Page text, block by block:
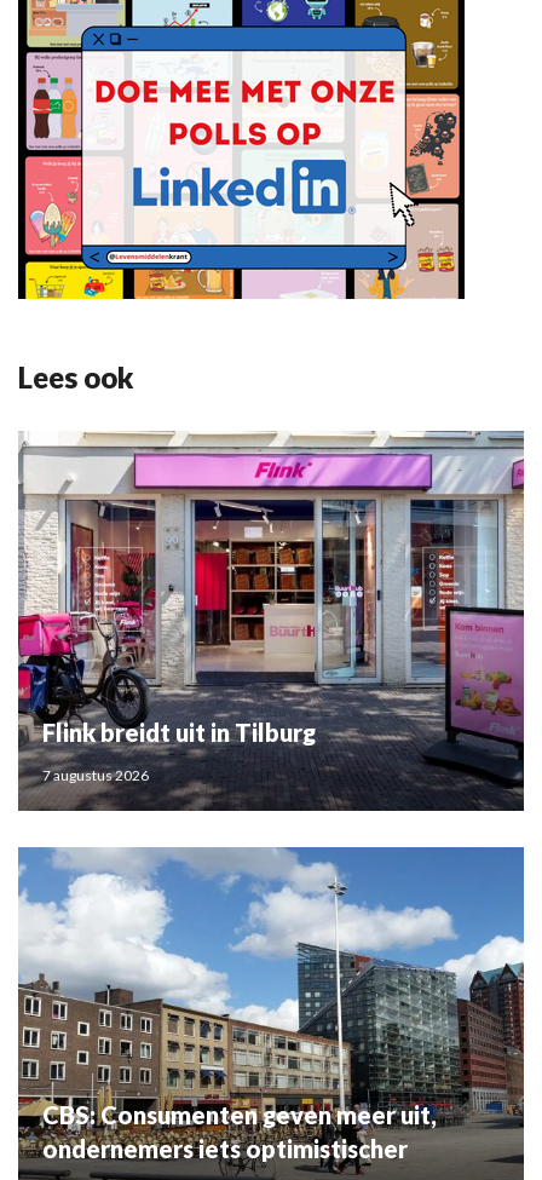
Lees ook
Flink breidt uit in Tilburg
7 augustus 2026
CBS: Consumenten geven meer uit,
ondernemers iets optimistischer